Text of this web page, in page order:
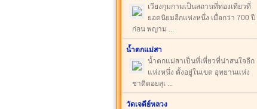
เวียงกุมกามเป็นสถานที่ท่องเที่ยวที่
ยอดนิยมอีกแห่งหนึ่ง เมื่อกว่า 700 ปี
ก่อน พญาม ...
น้ำตกแม่สา
น้ำตกแม่สาเป็นที่เที่ยวที่น่าสนใจอีก
แห่งหนึ่ง ตั้งอยู่ในเขต อุทยานแห่ง
ชาติดอยสุเ ...
วัดเจดีย์หลวง